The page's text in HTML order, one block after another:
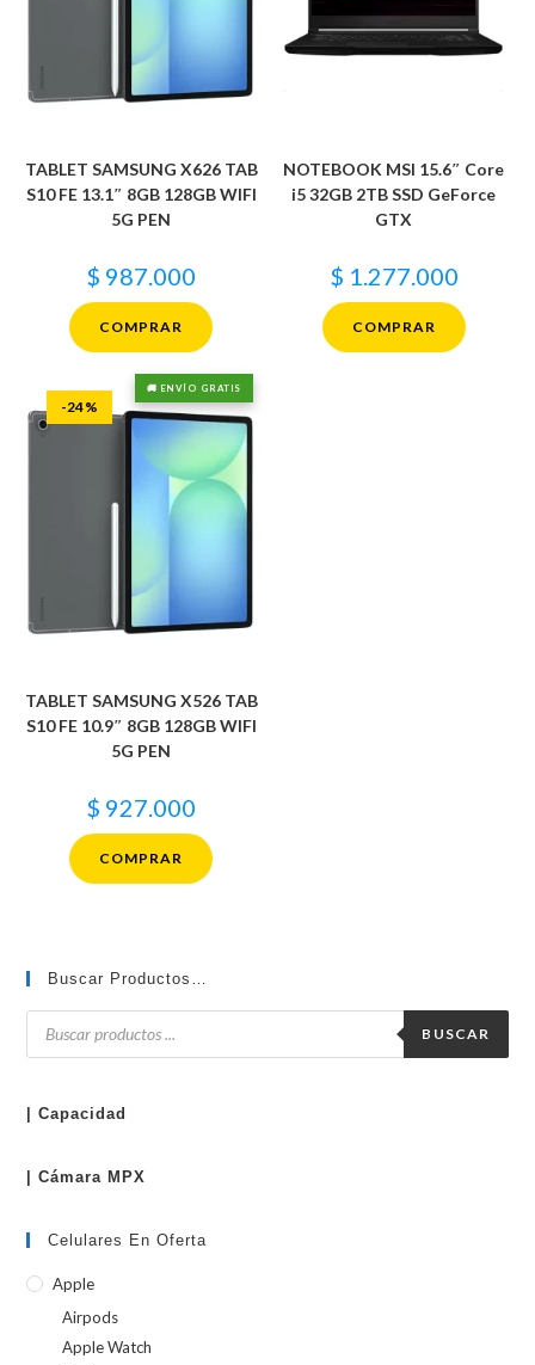
TABLET SAMSUNG X626 TAB
S10 FE 13.1″ 8GB 128GB WIFI
5G PEN
$ 987.000
COMPRAR
NOTEBOOK MSI 15.6″ Core
i5 32GB 2TB SSD GeForce
GTX
$ 1.277.000
COMPRAR
🚚 ENVÍO GRATIS
-24%
TABLET SAMSUNG X526 TAB
S10 FE 10.9″ 8GB 128GB WIFI
5G PEN
$ 927.000
COMPRAR
Buscar Productos…
Búsqueda
productos
BUSCAR
| Capacidad
| Cámara MPX
Celulares En Oferta
Apple
Airpods
Apple Watch